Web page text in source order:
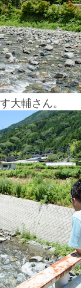
大輔さん。